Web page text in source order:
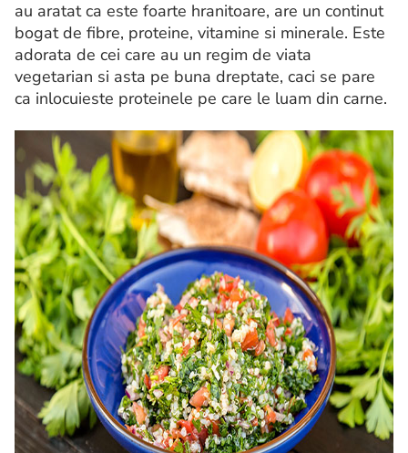
au aratat ca este foarte hranitoare, are un continut
bogat de fibre, proteine, vitamine si minerale. Este
adorata de cei care au un regim de viata
vegetarian si asta pe buna dreptate, caci se pare
ca inlocuieste proteinele pe care le luam din carne.